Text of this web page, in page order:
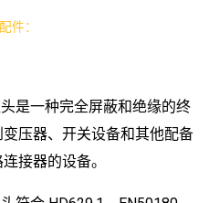
件：
是一种完全屏蔽和绝缘的终
压器、开关设备和其他配备
接器的设备。